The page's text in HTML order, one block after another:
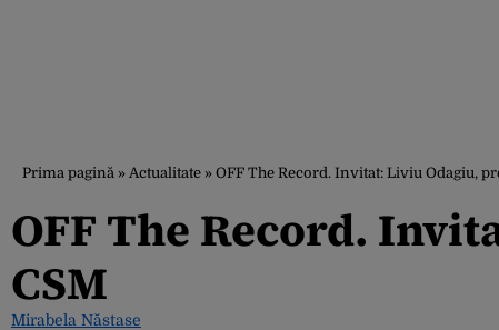
Prima pagină » Actualitate » OFF The Record. Invitat: Liviu Odagiu,
OFF The Record.
CSM
Mirabela Năstase